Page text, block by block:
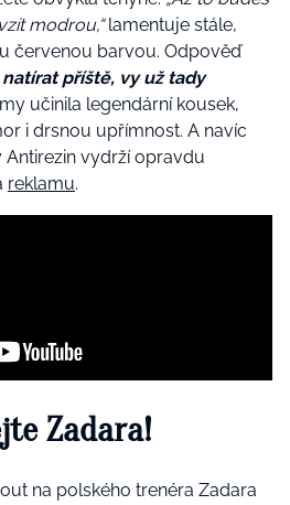
modrou,“lamentuje stále,
červenou barvou. Odpověď
příště, vy už tady
učinila legendární kousek,
i drsnou upřímnost. A navíc
Antirezin vydrží opravdu
reklamu.
Zadara!
na polského trenéra Zadara